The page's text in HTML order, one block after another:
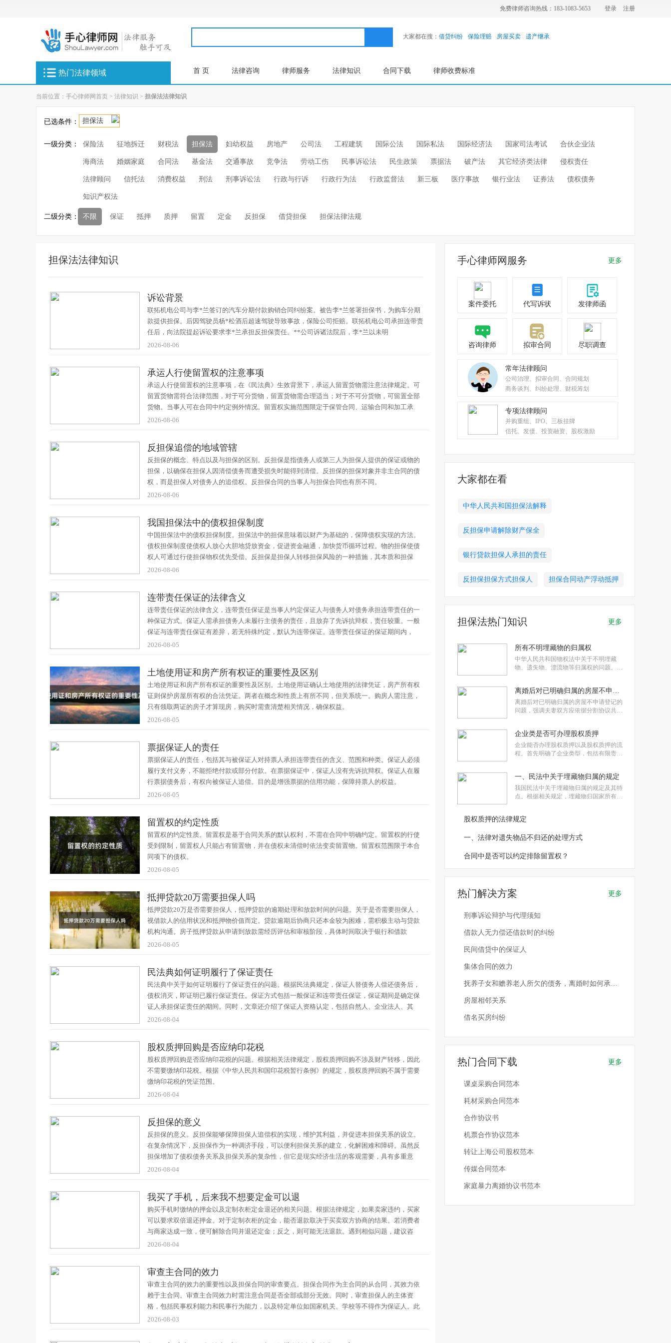
免费律师咨询热线：183-1083-5653 登录 注册
大家都在搜： 借贷纠纷 保险理赔 房屋买卖 遗产继承
热门法律领域 首 页 法律咨询 律师服务 法律知识 合同下载 律师收费标准
当前位置： 手心律师网首页 > 法律知识 > 担保法法律知识
已选条件： 担保法
一级分类： 保险法 征地拆迁 财税法 担保法 妇幼权益 房地产 公司法 工程建筑 国际公法 国际私法 国际经济法 国家司法考试 合伙企业法
海商法 婚姻家庭 合同法 基金法 交通事故 竞争法 劳动工伤 民事诉讼法 民生政策 票据法 破产法 其它经济类法律 侵权责任
法律顾问 信托法 消费权益 刑法 刑事诉讼法 行政与行诉 行政行为法 行政监督法 新三板 医疗事故 银行业法 证券法 债权债务
知识产权法
二级分类： 不限 保证 抵押 质押 留置 定金 反担保 借贷担保 担保法律法规
担保法法律知识
诉讼背景
联拓机电公司与李*兰签订的汽车分期付款购销合同纠纷案。被告李*兰签署担保书，为购车分期
款提供担保。后因驾驶员杨*松酒后超速驾驶导致事故，保险公司拒赔。联拓机电公司承担连带责
任后，向法院提起诉讼要求李*兰承担反担保责任。**公司诉诸法院后，李*兰以未明
2026-08-06
承运人行使留置权的注意事项
承运人行使留置权的注意事项，在《民法典》生效背景下，承运人留置货物需注意法律规定。可
留置货物需符合法律范围，对于可分货物，留置货物需合理适当；对于不可分货物，可留置全部
货物。当事人可在合同中约定例外情况。留置权实施范围限定于保管合同、运输合同和加工承
2026-08-06
反担保追偿的地域管辖
反担保的概念、特点以及与担保的区别。反担保是指债务人或第三人为担保人提供的保证或物的
担保，以确保在担保人因清偿债务而遭受损失时能得到清偿。反担保的担保对象并非主合同的债
权，而是担保人对债务人的追偿权。反担保合同的当事人与担保合同也有所不同。
2026-08-06
我国担保法中的债权担保制度
中国担保法中的债权担保制度。担保法中的担保意味着以财产为基础的，保障债权实现的方法。
债权担保制度使债权人放心大胆地贷放资金，促进资金融通，加快货币循环过程。物的担保使债
权人可通过行使担保物权优先受偿。反担保是担保人转移担保风险的一种措施，其本质和担保
2026-08-06
连带责任保证的法律含义
连带责任保证的法律含义，连带责任保证是当事人约定保证人与债务人对债务承担连带责任的一
种保证方式。保证人需承担债务人未履行主债务的责任，且放弃了先诉抗辩权，责任较重。一般
保证与连带责任保证有差异，若无特殊约定，默认为连带保证。连带责任保证的保证期间内，
2026-08-05
土地使用证和房产所有权证的重要性及区别
土地使用证和房产所有权证的重要性及区别。土地使用证确认土地使用的法律凭证，房产所有权
证则保护房屋所有权的合法凭证。两者在概念和性质上有所不同，但关系统一。购房人需注意，
只有领取两证的房子才算现房，购买时需查清楚相关情况，确保权益。
2026-08-05
票据保证人的责任
票据保证人的责任，包括其与被保证人对持票人承担连带责任的含义、范围和种类。保证人必须
履行支付义务，不能拒绝付款或部分付款。在票据保证中，保证人没有先诉抗辩权。保证人在履
行票据债务后，有权向被保证人追偿。目的是增强票据的信用功能，保障持票人的权益。
2026-08-05
留置权的约定性质
留置权的约定性质。留置权是基于合同关系的默认权利，不需在合同中明确约定。留置权的行使
受到限制，留置权人只能占有留置物，并在债权未清偿时依法变卖留置物。留置权范围限于本合
同项下的债权。
2026-08-05
抵押贷款20万需要担保人吗
抵押贷款20万是否需要担保人，抵押贷款的逾期处理和放款时间的问题。关于是否需要担保人，
视借款人的信用状况和抵押物价值而定。贷款逾期后协商只还本金较为困难，需积极主动与贷款
机构沟通。房子抵押贷款从申请到放款需经历评估和审核阶段，具体时间取决于银行和借款
2026-08-05
民法典如何证明履行了保证责任
民法典中关于如何证明履行了保证责任的问题。根据民法典规定，保证人替债务人偿还债务后，
债权消灭，即证明已履行保证责任。保证方式包括一般保证和连带责任保证，保证期间是确定保
证人承担保证责任的期间。同时，文章还介绍了保证人资格认定，包括自然人、企业法人、其
2026-08-04
股权质押回购是否应纳印花税
股权质押回购是否应纳印花税的问题。根据相关法律规定，股权质押回购不涉及财产转移，因此
不需要缴纳印花税。根据《中华人民共和国印花税暂行条例》的规定，股权质押回购不属于需要
缴纳印花税的凭证范围。
2026-08-04
反担保的意义
反担保的意义。反担保能够保障担保人追偿权的实现，维护其利益，并促进本担保关系的设立。
在复杂情况下，反担保作为一种调济手段，可以便利担保关系的建立，化解困难和障碍。虽然反
担保增加了债权债务关系及担保关系的复杂性，但它是现实经济生活的客观需要，具有多重意
2026-08-04
我买了手机，后来我不想要定金可以退
购买手机时缴纳的押金以及定制衣柜定金退还的相关问题。根据法律规定，如果卖家违约，买家
可以要求双倍退还押金。对于定制衣柜的定金，能否退款取决于买卖双方协商的结果。若消费者
与商家达成一致，便可解除合同并退还定金；反之，则可能无法退款。遇到相似问题，建议咨
2026-08-04
审查主合同的效力
审查主合同的效力的重要性以及担保合同的审查要点。担保合同作为主合同的从合同，其效力依
赖于主合同。审查主合同效力时需注意合同是否全部或部分无效。同时，审查担保人的主体资
格，包括民事权利能力和民事行为能力，以及特定单位如国家机关、学校等不得作为保证人。此
2026-08-03
更多
手心律师网服务
案件委托 代写诉状 发律师函
咨询律师 拟审合同 尽职调查
常年法律顾问
公司治理、拟审合同、合同规划
商务谈判、纠纷处理、财税筹划
专项法律顾问
并购重组、IPO、三板挂牌
信托、发债、投资融资、股权激励
大家都在看
中华人民共和国担保法解释
反担保申请解除财产保全
银行贷款担保人承担的责任
反担保担保方式担保人 担保合同动产浮动抵押
更多
担保法热门知识
所有不明埋藏物的归属权
中华人民共和国物权法中关于不明埋藏
物、遗失物、漂流物等归属权的问题。所
给权利人，漂流物、埋藏物或隐藏物的处
理参照遗失物规定。个人如证明埋藏物等
属于自己所有，应受保护。非法占有他人
离婚后对已明确归属的房屋不申请登记
离婚后对已明确归属的房屋不申请登记的
问题，强调夫妻双方应依据分割协议共同
合同时应核实房屋实际情况，公证书撤销
后不能直接要求产权登记，并提醒人们不
要擅自购买具有专用用途的房屋。
企业类是否可办理股权质押
企业能否办理股权质押以及股权质押的流
程。首先明确了企业类型，包括有限责任
提交的文件，包括设立登记、变更登记、
注销登记以及撤销登记。整个过程涉及填
写相关表格和材料，提交必要证件，并
一、民法中关于埋藏物归属的规定
我国民法中关于埋藏物归属的规定及其特
点。根据相关规定，埋藏物归国家所有，
屋、城市遗迹、人类遗骸等。其必须为埋
物的发现和处理，我国法律有明确规定
股权质押的法律规定
一、法律对遗失物品不归还的处理方式
合同中是否可以约定排除留置权？
更多
热门解决方案
刑事诉讼辩护与代理须知
借款人无力偿还借款时的纠纷
民间借贷中的保证人
集体合同的效力
抚养子女和赡养老人所欠的债务，离婚时如何承担？
房屋相邻关系
借名买房纠纷
更多
热门合同下载
课桌采购合同范本
耗材采购合同范本
合作协议书
机票合作协议范本
转让上海公司股权范本
传媒合同范本
家庭暴力离婚协议书范本